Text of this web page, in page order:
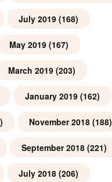
July 2019 (168)
May 2019 (167)
March 2019 (203)
January 2019 (162)
November 2018 (188)
September 2018 (221)
July 2018 (206)